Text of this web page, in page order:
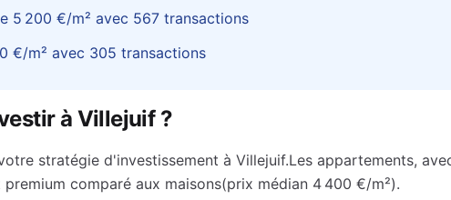
5 200 €/m² avec 567 transactions
€/m² avec 305 transactions
à Villejuif?
stratégie d'investissement à Villejuif.Les appartements,
premium comparé aux maisons(prix médian 4 400 €/m²).